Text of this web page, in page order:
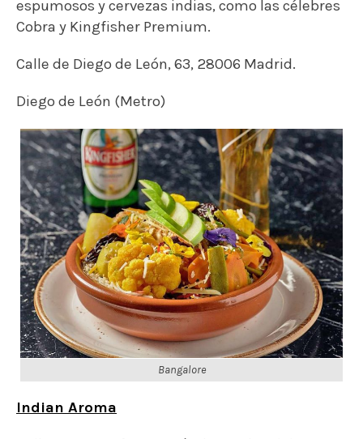
espumosos y cervezas indias, como las célebres
Cobra y Kingfisher Premium.
Calle de Diego de León, 63, 28006 Madrid.
Diego de León (Metro)
Bangalore
Indian Aroma